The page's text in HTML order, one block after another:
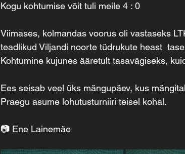
Kogu kohtumise võit tuli meile 4 : 0
Viimases, kolmandas voorus oli vastaseks
teadlikud Viljandi noorte tüdrukute heast
Kohtumine kujunes ääretult tasavägiseks,
Ees seisab veel üks mängupäev, kus
Praegu asume lohutusturniiri teisel kohal.
📷 Ene Lainemäe